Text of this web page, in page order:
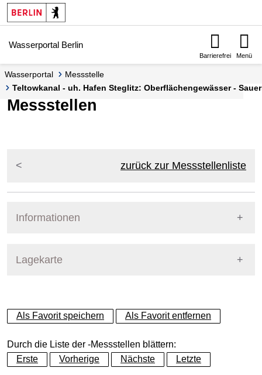
Springe zur Navigation
Springe zum Inhalt
Wasserportal Berlin
Barrierefrei Menü
Wasserportal
Messstelle
Teltowkanal - uh. Hafen Steglitz: Oberflächengewässer -
Messstellen
zurück zur Messstellenliste
Informationen
Lagekarte
+
−
Als Favorit speichern Als Favorit entfernen
Durch die Liste der -Messstellen blättern:
Erste
Vorherige Nächste Letzte